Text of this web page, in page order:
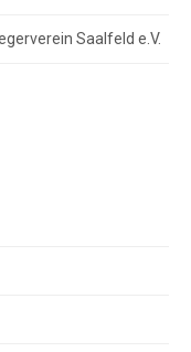
Saalfeld e.V.